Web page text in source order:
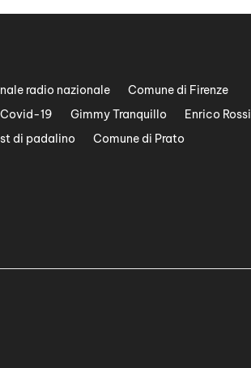
radio nazionale
Comune di Firenze
Covid-19 Gimmy Tranquillo
Enrico Rossi
di padalino
Comune di Prato